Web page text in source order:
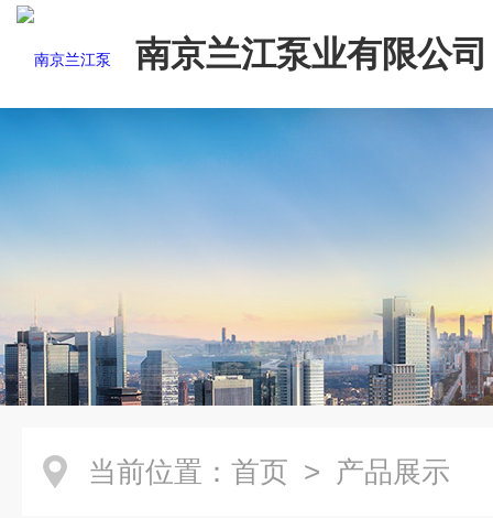
南京兰江泵业有限公司
当前位置： 首页 > 产品展示